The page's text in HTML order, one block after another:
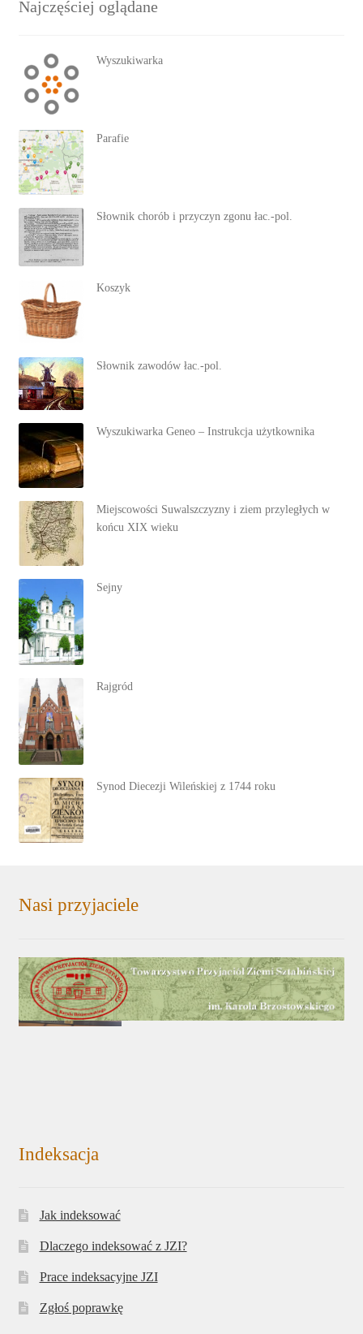
Najczęściej oglądane
Wyszukiwarka
Parafie
Słownik chorób i przyczyn zgonu łac.-pol.
Koszyk
Słownik zawodów łac.-pol.
Wyszukiwarka Geneo – Instrukcja użytkownika
Miejscowości Suwalszczyzny i ziem przyległych w
końcu XIX wieku
Sejny
Rajgród
Synod Diecezji Wileńskiej z 1744 roku
Nasi przyjaciele
Indeksacja
Jak indeksować
Dlaczego indeksować z JZI?
Prace indeksacyjne JZI
Zgłoś poprawkę